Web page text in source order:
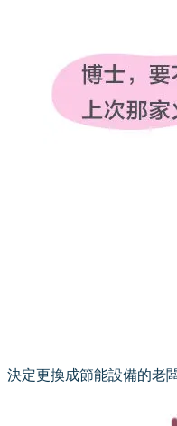
決定更換成節能設備的老